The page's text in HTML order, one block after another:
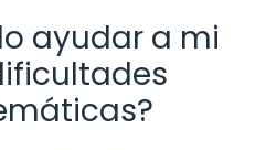
ayudar a mi